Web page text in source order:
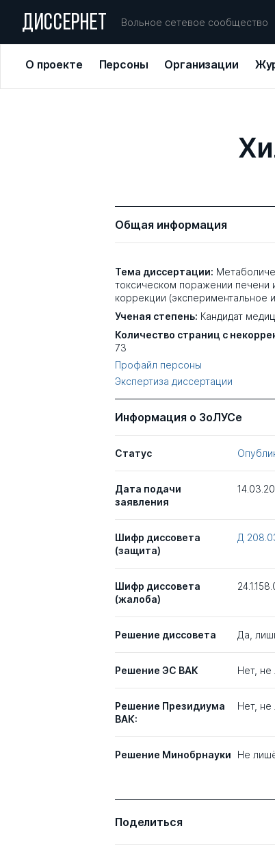
ДИССЕРНЕТ Вольное сетевое сообщество
О проекте Персоны Организации
Общая информация
Тема диссертации:
токсическом поражении печени
коррекции (экспериментальное
Ученая степень: Кандидат
Количество страниц с
73
Профайл персоны
Экспертиза диссертации
Информация о ЗоЛУСе
Статус
Дата подачи
заявления
Шифр диссовета
(защита)
Д
Шифр диссовета
(жалоба)
Решение диссовета Да,
Решение ЭС ВАК Нет, не
Решение Президиума
ВАК:
Нет, не
Решение Минобрнауки Не
Поделиться